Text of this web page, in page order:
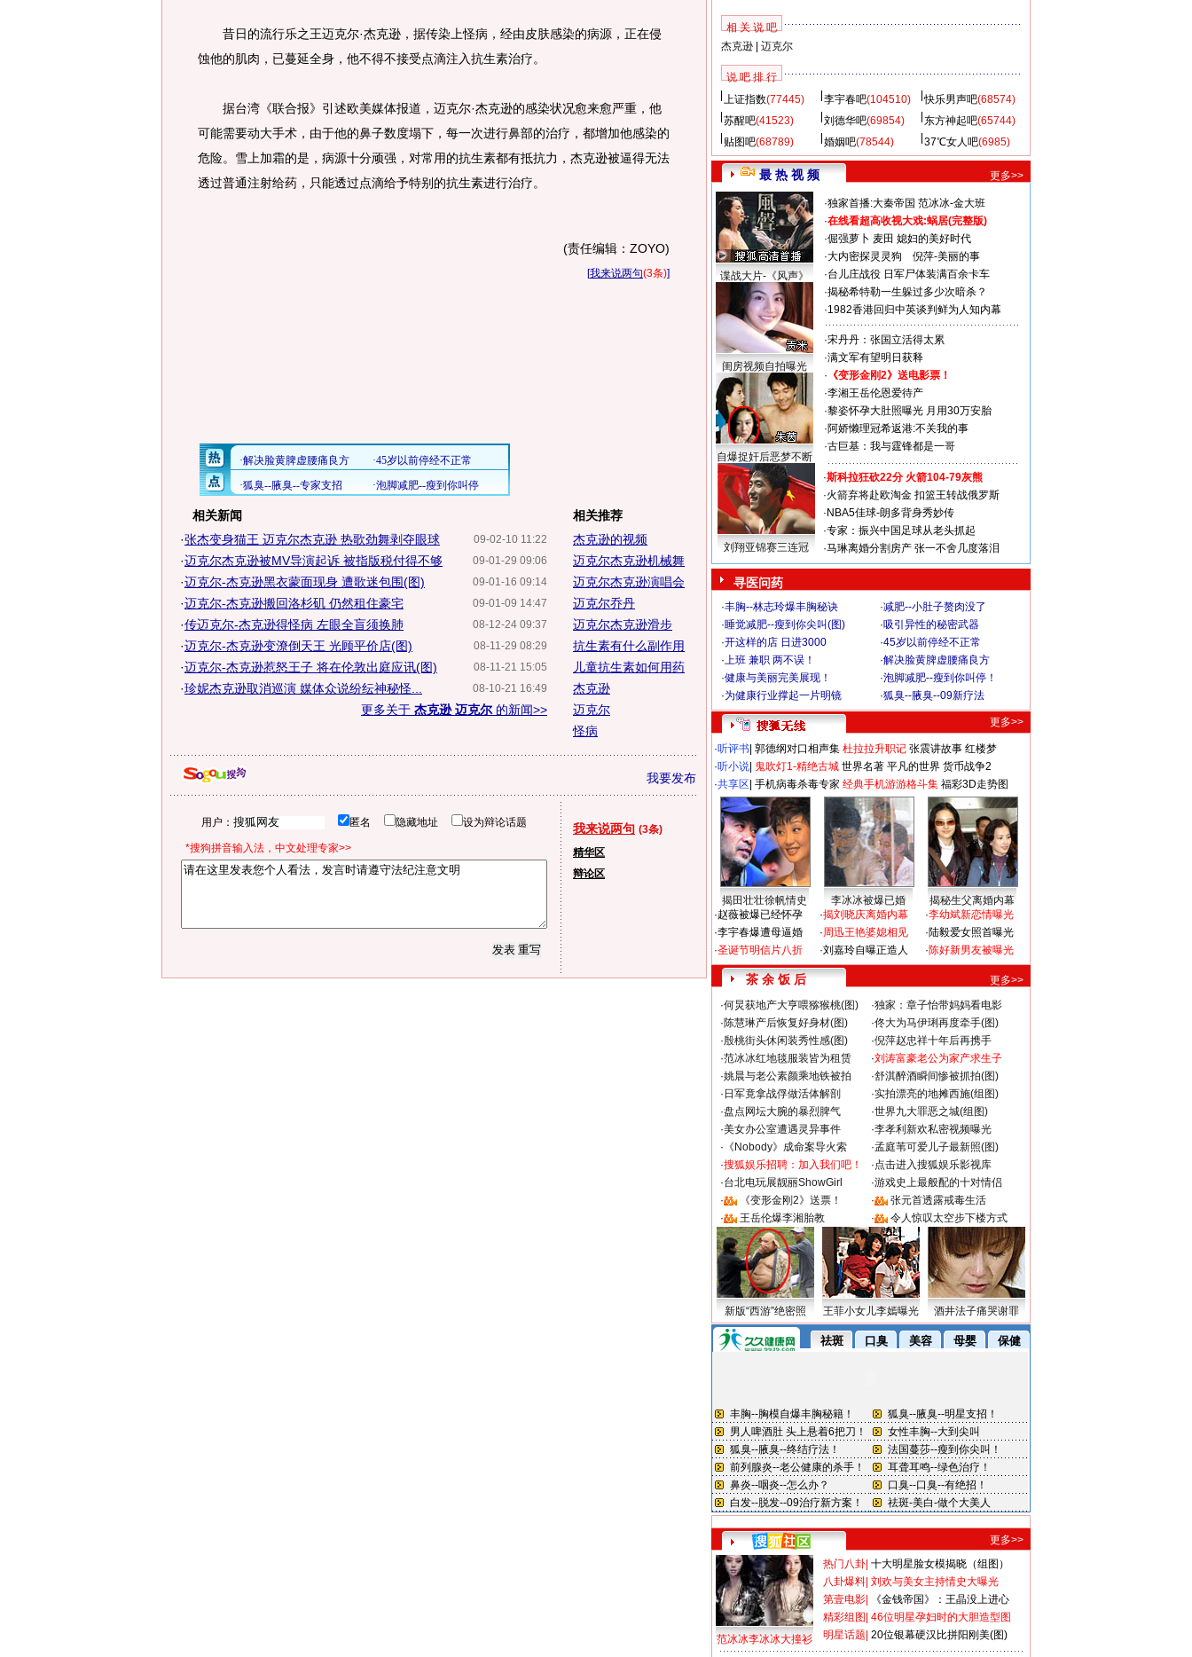
昔日的流行乐之王迈克尔·杰克逊，据传染上怪病，经由皮肤感染的病源，正在侵
蚀他的肌肉，已蔓延全身，他不得不接受点滴注入抗生素治疗。
据台湾《联合报》引述欧美媒体报道，迈克尔·杰克逊的感染状况愈来愈严重，他
可能需要动大手术，由于他的鼻子数度塌下，每一次进行鼻部的治疗，都增加他感染的
危险。雪上加霜的是，病源十分顽强，对常用的抗生素都有抵抗力，杰克逊被逼得无法
透过普通注射给药，只能透过点滴给予特别的抗生素进行治疗。
(责任编辑：ZOYO)
[我来说两句(3条)]
相关新闻
09-02-10 11:22
·张杰变身猫王 迈克尔杰克逊 热歌劲舞剥夺眼球
09-01-29 09:06
·迈克尔杰克逊被MV导演起诉 被指版税付得不够
09-01-16 09:14
·迈克尔-杰克逊黑衣蒙面现身 遭歌迷包围(图)
09-01-09 14:47
·迈克尔-杰克逊搬回洛杉矶 仍然租住豪宅
08-12-24 09:37
·传迈克尔-杰克逊得怪病 左眼全盲须换肺
08-11-29 08:29
·迈克尔-杰克逊变潦倒天王 光顾平价店(图)
08-11-21 15:05
·迈克尔-杰克逊惹怒王子 将在伦敦出庭应讯(图)
08-10-21 16:49
·珍妮杰克逊取消巡演 媒体众说纷纭神秘怪...
更多关于 杰克逊 迈克尔 的新闻>>
相关推荐
杰克逊的视频
迈克尔杰克逊机械舞
迈克尔杰克逊演唱会
迈克尔乔丹
迈克尔杰克逊滑步
抗生素有什么副作用
儿童抗生素如何用药
杰克逊
迈克尔
怪病
我要发布
用户： 匿名 隐藏地址 设为辩论话题
*搜狗拼音输入法，中文处理专家>>
我来说两句 (3条)
精华区
辩论区
相 关 说 吧
杰克逊| 迈克尔
说 吧 排 行
上证指数(77445) 李宇春吧(104510) 快乐男声吧(68574)
苏醒吧(41523) 刘德华吧(69854) 东方神起吧(65744)
贴图吧(68789) 婚姻吧(78544) 37℃女人吧(6985)
最 热 视 频 更多>>
谍战大片-《风声》
闺房视频自拍曝光
自爆捉奸后恶梦不断
·独家首播:大秦帝国 范冰冰-金大班
·在线看超高收视大戏:蜗居(完整版)
·倔强萝卜 麦田 媳妇的美好时代
·大内密探灵灵狗
倪萍-美丽的事
·台儿庄战役 日军尸体装满百余卡车
·揭秘希特勒一生躲过多少次暗杀？
·1982香港回归中英谈判鲜为人知内幕
·宋丹丹：张国立活得太累
·满文军有望明日获释
· 《变形金刚2》送电影票！
·李湘王岳伦恩爱待产
·黎姿怀孕大肚照曝光 月用30万安胎
·阿娇懒理冠希返港:不关我的事
·古巨基：我与霆锋都是一哥
刘翔亚锦赛三连冠
·斯科拉狂砍22分 火箭104-79灰熊
·火箭弃将赴欧淘金 扣篮王转战俄罗斯
· NBA5佳球-朗多背身秀妙传
·专家：振兴中国足球从老头抓起
·马琳离婚分割房产 张一不舍几度落泪
寻医问药
·丰胸--林志玲爆丰胸秘诀 ·减肥--小肚子赘肉没了
·睡觉减肥--瘦到你尖叫(图) ·吸引异性的秘密武器
·开这样的店 日进3000 ·45岁以前停经不正常
·上班 兼职 两不误！ ·解决脸黄脾虚腰痛良方
·健康与美丽完美展现！ ·泡脚减肥--瘦到你叫停！
·为健康行业撑起一片明镜 ·狐臭--腋臭--09新疗法
更多>>
·听评书 郭德纲对口相声集 杜拉拉升职记 张震讲故事 红楼梦
·听小说 鬼吹灯1-精绝古城 世界名著 平凡的世界 货币战争2
·共享区 手机病毒杀毒专家 经典手机游游格斗集 福彩3D走势图
揭田壮壮徐帆情史 李冰冰被爆已婚
揭秘生父离婚内幕
·赵薇被爆已经怀孕
·李宇春爆遭母逼婚
·圣诞节明信片八折
·揭刘晓庆离婚内幕
·周迅王艳婆媳相见
·刘嘉玲自曝正造人
·李幼斌新恋情曝光
·陆毅爱女照首曝光
·陈好新男友被曝光
茶 余 饭 后
更多>>
·何炅获地产大亨喂猕猴桃(图) ·独家：章子怡带妈妈看电影
·陈慧琳产后恢复好身材(图) ·佟大为马伊琍再度牵手(图)
·殷桃街头休闲装秀性感(图) ·倪萍赵忠祥十年后再携手
·范冰冰红地毯服装皆为租赁 ·刘涛富豪老公为家产求生子
·姚晨与老公素颜乘地铁被拍 ·舒淇醉酒瞬间惨被抓拍(图)
· 日军竟拿战俘做活体解剖 ·实拍漂亮的地摊西施(组图)
·盘点网坛大腕的暴烈脾气 ·世界九大罪恶之城(组图)
·美女办公室遭遇灵异事件 ·李孝利新欢私密视频曝光
· 《Nobody》成命案导火索 ·孟庭苇可爱儿子最新照(图)
·搜狐娱乐招聘：加入我们吧！ ·点击进入搜狐娱乐影视库
·台北电玩展靓丽ShowGirl ·游戏史上最般配的十对情侣
·
《变形金刚2》送票！ ·
张元首透露戒毒生活
·
王岳伦爆李湘胎教 · 令人惊叹太空步下楼方式
新版“西游”绝密照 王菲小女儿李嫣曝光 酒井法子痛哭谢罪
更多>>
范冰冰李冰冰大撞衫
热门八卦 十大明星脸女模揭晓（组图）
八卦爆料 刘欢与美女主持情史大曝光
第壹电影
《金钱帝国》：王晶没上进心
精彩组图 46位明星孕妇时的大胆造型图
明星话题 20位银幕硬汉比拼阳刚美(图)